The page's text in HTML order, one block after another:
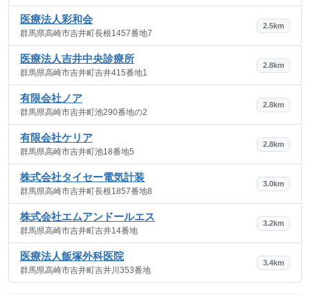
医療法人彩和会
群馬県高崎市吉井町長根1457番地7
2.5km
医療法人吉井中央診療所
群馬県高崎市吉井町吉井415番地1
2.8km
有限会社ノア
群馬県高崎市吉井町池290番地の2
2.8km
有限会社ケリア
群馬県高崎市吉井町池18番地5
2.8km
株式会社タイセー電気計装
群馬県高崎市吉井町長根1857番地8
3.0km
株式会社エムアンドールエス
群馬県高崎市吉井町吉井14番地
3.2km
医療法人飯塚外科医院
群馬県高崎市吉井町吉井川353番地
3.4km